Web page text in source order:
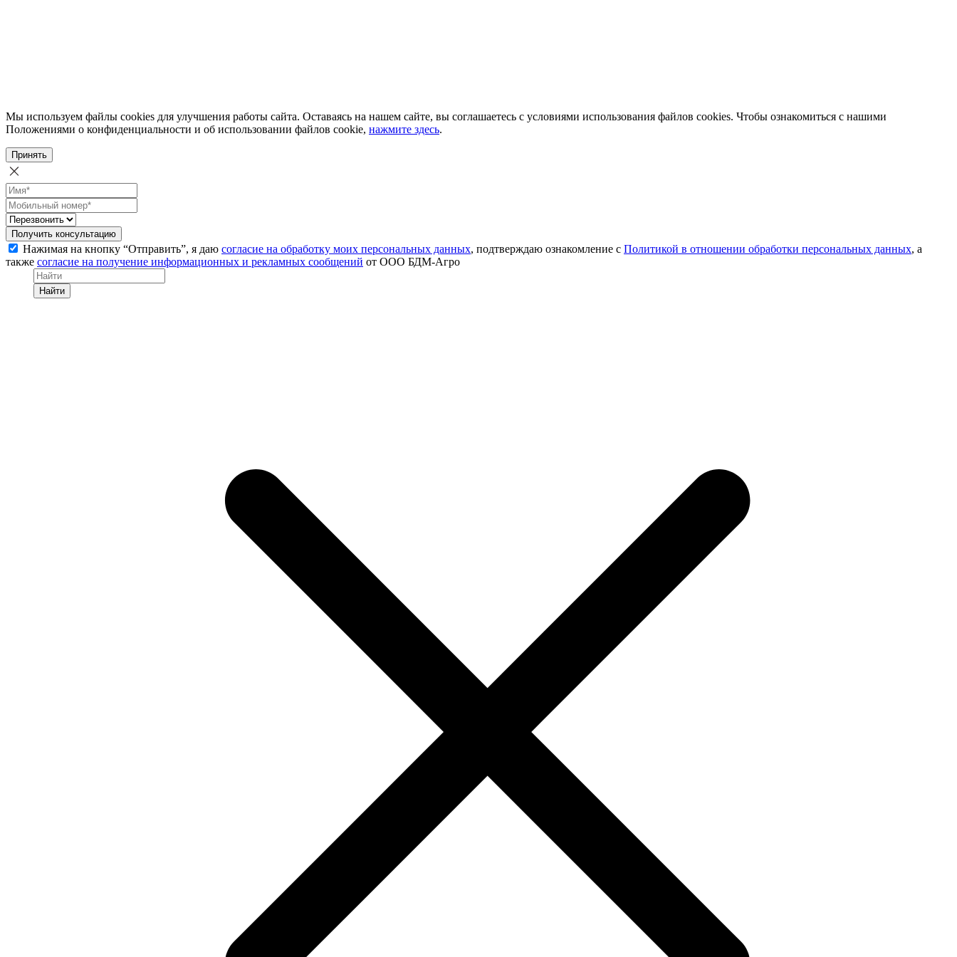
Мы используем файлы cookies для улучшения работы сайта. Оставаясь на нашем сайте, вы соглашаетесь с условиями использования файлов cookies. Чтобы ознакомиться с нашими
Положениями о конфиденциальности и об использовании файлов cookie, нажмите здесь.
Принять
Получить консультацию
Нажимая на кнопку “Отправить”, я даю согласие на обработку моих персональных данных, подтверждаю ознакомление с Политикой в отношении обработки персональных данных, а
также согласие на получение информационных и рекламных сообщений от ООО БДМ-Агро
Найти